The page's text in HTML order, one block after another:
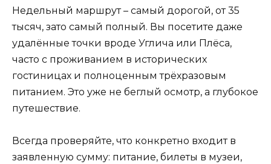
Недельный маршрут – самый дорогой, от 35
тысяч, зато самый полный. Вы посетите даже
удалённые точки вроде Углича или Плёса,
часто с проживанием в исторических
гостиницах и полноценным трёхразовым
питанием. Это уже не беглый осмотр, а глубокое
путешествие.
Всегда проверяйте, что конкретно входит в
заявленную сумму: питание, билеты в музеи,